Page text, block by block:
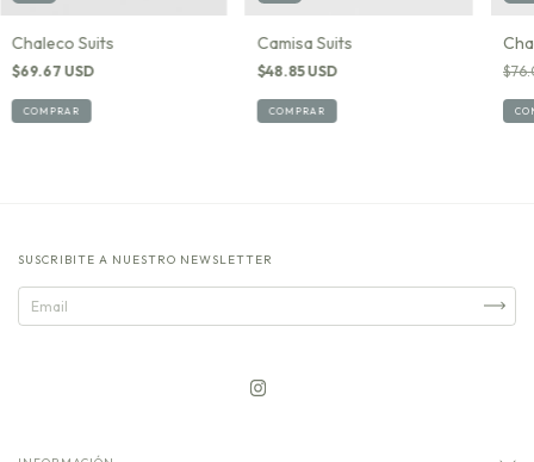
Chaleco Suits
$69.67 USD
COMPRAR
Camisa Suits
$48.85 USD
COMPRAR
SUSCRIBITE A NUESTRO NEWSLETTER